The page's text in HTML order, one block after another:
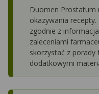
Duomen Prostatum
okazywania
zgodnie z
zaleceniami
skorzystać z porady
dodatkowymi